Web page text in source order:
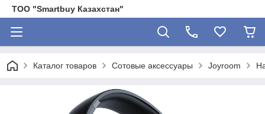
ТОО "Smartbuy Казахстан"
Каталог товаров Сотовые аксессуары Joyroom